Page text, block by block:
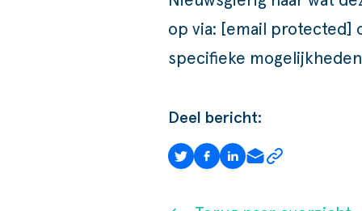
op via:
[email protected]
specifieke
Deel bericht: